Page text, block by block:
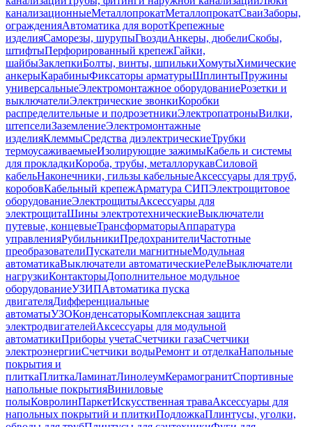
канализационныеМеталлопрокатМеталлопрокатСваиЗаборы,
огражденияАвтоматика для воротКрепежные
изделияСаморезы, шурупыГвоздиАнкеры, дюбелиСкобы,
штифтыПерфорированный крепежГайки,
шайбыЗаклепкиБолты, винты, шпилькиХомутыХимические
анкерыКарабиныФиксаторы арматурыШплинтыПружины
универсальныеЭлектромонтажное оборудованиеРозетки и
выключателиЭлектрические звонкиКоробки
распределительные и подрозетникиЭлектропатроныВилки,
штепселиЗаземлениеЭлектромонтажные
изделияКлеммыСредства диэлектрическиеТрубки
термоусаживаемыеИзолирующие зажимыКабель и системы
для прокладкиКороба, трубы, металлорукавСиловой
кабельНаконечники, гильзы кабельныеАксессуары для труб,
коробовКабельный крепежАрматура СИПЭлектрощитовое
оборудованиеЭлектрощитыАксессуары для
электрощитаШины электротехническиеВыключатели
путевые, концевыеТрансформаторыАппаратура
управленияРубильникиПредохранителиЧастотные
преобразователиПускатели магнитныеМодульная
автоматикаВыключатели автоматическиеРелеВыключатели
нагрузкиКонтакторыДополнительное модульное
оборудованиеУЗИПАвтоматика пуска
двигателяДифференциальные
автоматыУЗОКонденсаторыКомплексная защита
электродвигателейАксессуары для модульной
автоматикиПриборы учетаСчетчики газаСчетчики
электроэнергииСчетчики водыРемонт и отделкаНапольные
покрытия и
плиткаПлиткаЛаминатЛинолеумКерамогранитСпортивные
напольные покрытияВиниловые
полыКовролинПаркетИскусственная траваАксессуары для
напольных покрытий и плиткиПодложкаПлинтусы, уголки,